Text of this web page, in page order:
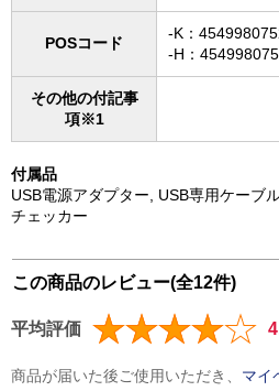
POSコード
-K：
-H：
その他の付記事
項※1
付属品
USB電源アダプター, USB専用ケーブ
チェッカー
この商品のレビュー(全12件)
平均評価
商品が届いた後ご使用いただき、 マイ